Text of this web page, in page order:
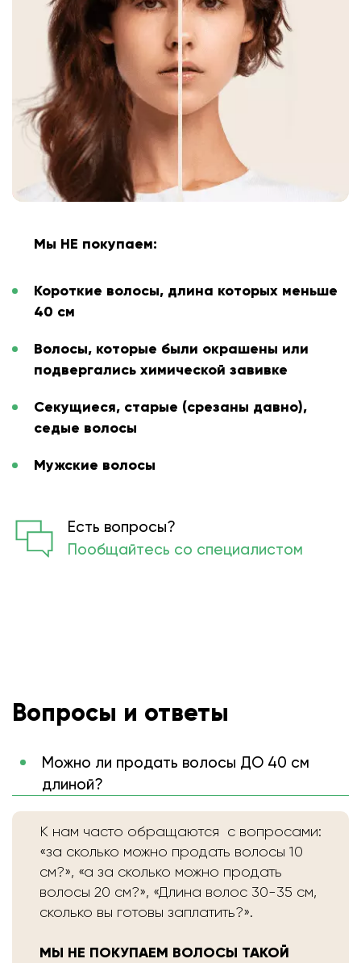
Мы НЕ покупаем:
Короткие волосы, длина которых меньше
40 см
Волосы, которые были окрашены или
подвергались химической завивке
Секущиеся, старые (срезаны давно),
седые волосы
Мужские волосы
Есть вопросы?
Пообщайтесь со специалистом
Вопросы и ответы
Можно ли продать волосы ДО 40 см
длиной?
К нам часто обращаются с вопросами:
«за сколько можно продать волосы 10
см?», «а за сколько можно продать
волосы 20 см?», «Длина волос 30-35 см,
сколько вы готовы заплатить?».
МЫ НЕ ПОКУПАЕМ ВОЛОСЫ ТАКОЙ